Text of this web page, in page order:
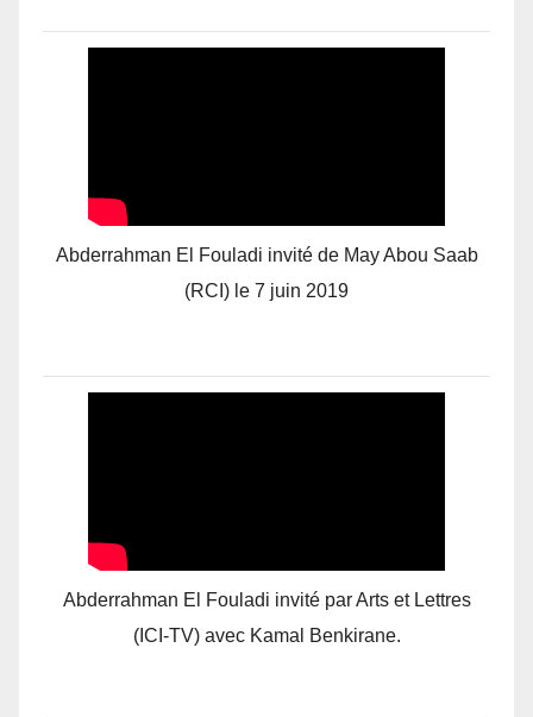
Abderrahman El Fouladi invité de May Abou Saab
(RCI) le 7 juin 2019
Abderrahman El Fouladi invité par Arts et Lettres
(ICI-TV) avec Kamal Benkirane.